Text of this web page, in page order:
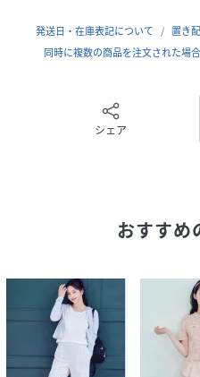
またパソコン・スマートフォ
と画像のカラーが異なる場合
※商品画像はサンプルのため
がある場合がございますので
ベトナム
100%
サイズ 36[59]、
品番
発送日・在庫表記について 置き
同時に複数の商品を注文された場合
シェア
おすすめ